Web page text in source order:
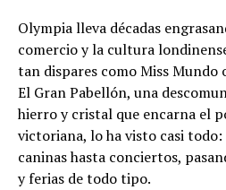
Olympia lleva décadas
comercio y la cultura
tan dispares como Miss Mundo
El Gran Pabellón, una
hierro y cristal que encarna el
victoriana, lo ha visto casi todo:
caninas hasta conciertos,
y ferias de todo tipo.